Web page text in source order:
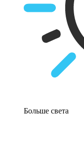
Больше света